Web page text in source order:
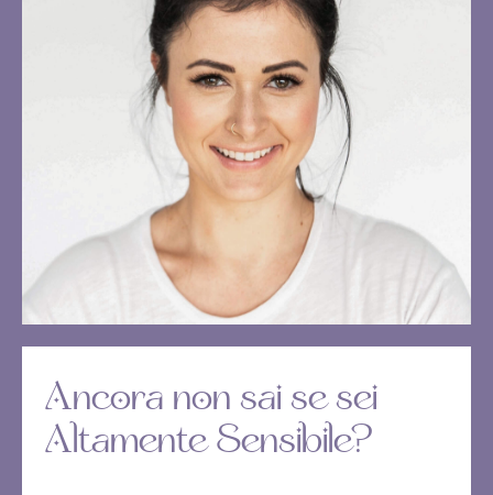
Ancora non sai se sei
Altamente Sensibile?